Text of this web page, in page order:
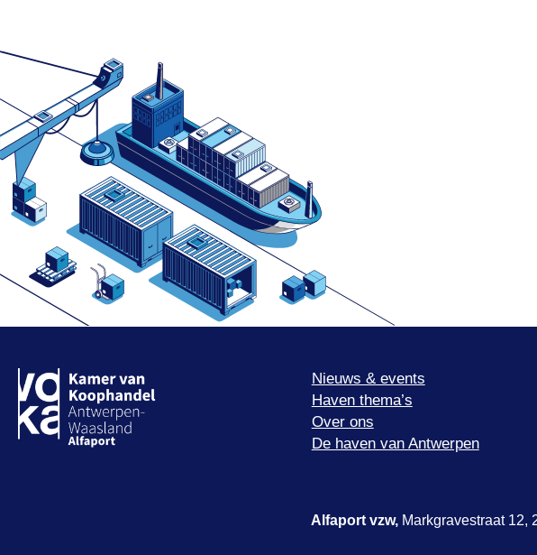
Nieuws & events
Haven thema’s
Over ons
De haven van Antwerpen
Alfaport vzw, Markgravestraat 12,